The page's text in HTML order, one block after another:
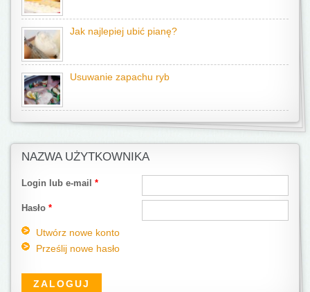
Jak najlepiej ubić pianę?
Usuwanie zapachu ryb
NAZWA UŻYTKOWNIKA
Login lub e-mail *
Hasło *
Utwórz nowe konto
Prześlij nowe hasło